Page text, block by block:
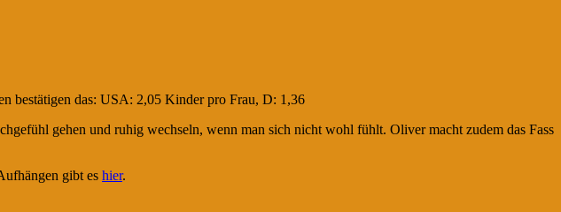
bestätigen das: USA: 2,05 Kinder pro Frau, D: 1,36
gehen und ruhig wechseln, wenn man sich nicht wohl fühlt. Oliver macht zudem das Fass
gibt es hier.